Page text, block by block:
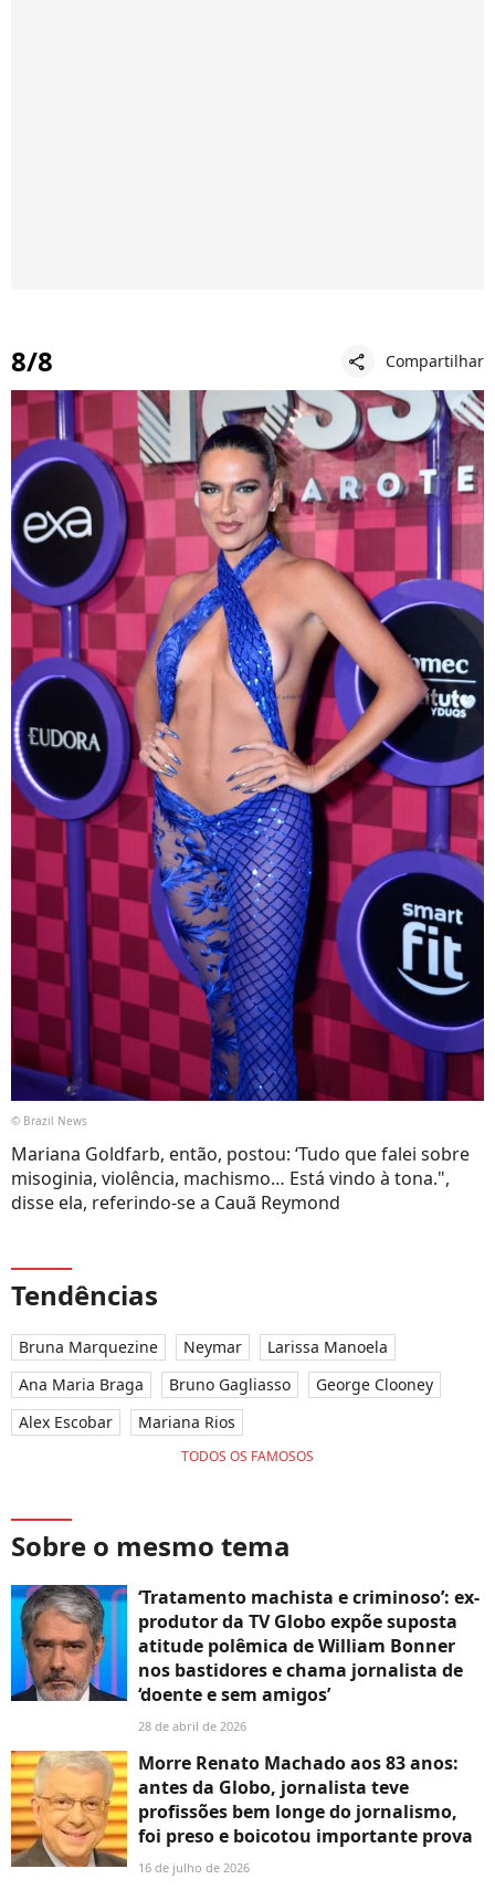
8/8 share Compartilhar
© Brazil News
Mariana Goldfarb, então, postou: ‘Tudo que falei sobre
misoginia, violência, machismo… Está vindo à tona.",
disse ela, referindo-se a Cauã Reymond
Tendências
Bruna Marquezine Neymar
Larissa Manoela
Ana Maria Braga
Bruno Gagliasso
George Clooney
Alex Escobar
Mariana Rios
TODOS OS FAMOSOS
Sobre o mesmo tema
‘Tratamento machista e criminoso’: ex-
produtor da TV Globo expõe suposta
atitude polêmica de William Bonner
nos bastidores e chama jornalista de
‘doente e sem amigos’
28 de abril de 2026
Morre Renato Machado aos 83 anos:
antes da Globo, jornalista teve
profissões bem longe do jornalismo,
foi preso e boicotou importante prova
16 de julho de 2026